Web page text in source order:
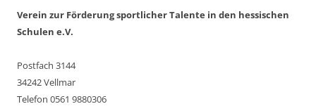
Verein zur Förderung sportlicher Talente in den hessischen
Schulen e.V.
Postfach 3144
34242 Vellmar
Telefon 0561 9880306